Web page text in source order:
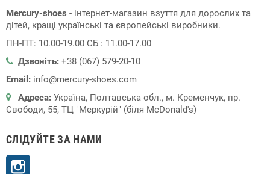
Mercury-shoes - інтернет-магазин взуття для дорослих та
дітей, кращі українські та європейські виробники.
ПН-ПТ: 10.00-19.00 СБ : 11.00-17.00
Дзвоніть: +38 (067) 579-20-10
Email: info@mercury-shoes.com
Адреса: Україна, Полтавська обл., м. Кременчук, пр.
Свободи, 55, ТЦ "Меркурій" (біля McDonald's)
СЛІДУЙТЕ ЗА НАМИ